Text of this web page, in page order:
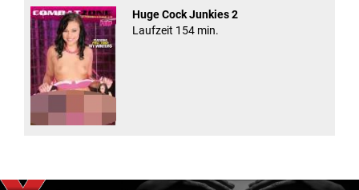
Huge Cock Junkies 2
Laufzeit 154 min.